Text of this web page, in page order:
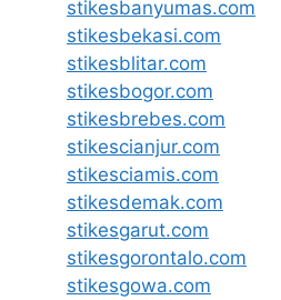
stikesbanyumas.com
stikesbekasi.com
stikesblitar.com
stikesbogor.com
stikesbrebes.com
stikescianjur.com
stikesciamis.com
stikesdemak.com
stikesgarut.com
stikesgorontalo.com
stikesgowa.com